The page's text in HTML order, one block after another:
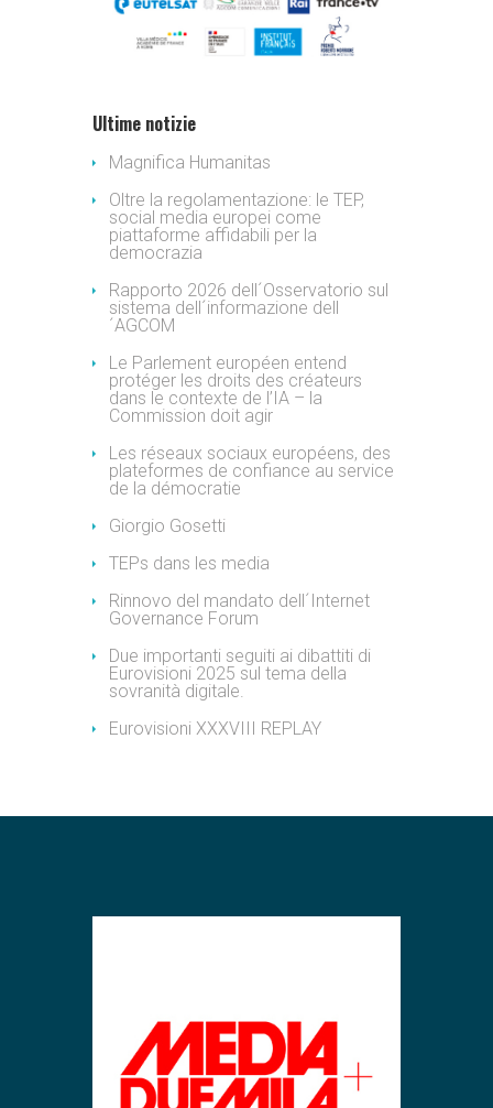
Ultime notizie
Magnifica Humanitas
Oltre la regolamentazione: le TEP,
social media europei come
piattaforme affidabili per la
democrazia
Rapporto 2026 dell´Osservatorio sul
sistema dell´informazione dell
´AGCOM
Le Parlement européen entend
protéger les droits des créateurs
dans le contexte de l’IA – la
Commission doit agir
Les réseaux sociaux européens, des
plateformes de confiance au service
de la démocratie
Giorgio Gosetti
TEPs dans les media
Rinnovo del mandato dell´Internet
Governance Forum
Due importanti seguiti ai dibattiti di
Eurovisioni 2025 sul tema della
sovranità digitale.
Eurovisioni XXXVIII REPLAY